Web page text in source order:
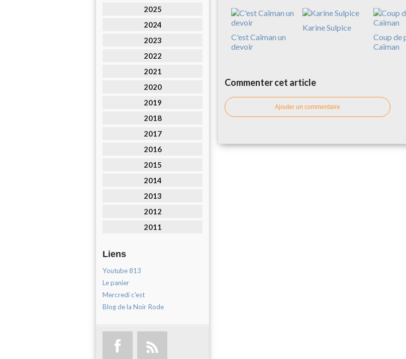
2025
2024
2023
2022
2021
2020
2019
2018
2017
2016
2015
2014
2013
2012
2011
Liens
Youtube 813
Le panier
Mercredi c'est
Blog de la Noir Rode
C'est Caïman un
devoir
Karine Sulpice
Coup de
Caïman
Commenter cet article
Ajouter un commentaire